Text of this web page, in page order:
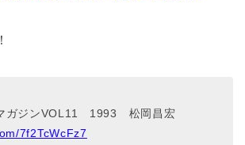
ガジンVOL11 1993 松岡昌宏
7f2TcWcFz7